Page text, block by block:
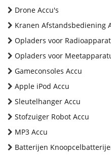
Drone Accu's
Kranen Afstandsbediening
Opladers voor
Opladers voor
Gameconsoles Accu
Apple iPod Accu
Sleutelhanger Accu
Stofzuiger Robot Accu
MP3 Accu
Batterijen